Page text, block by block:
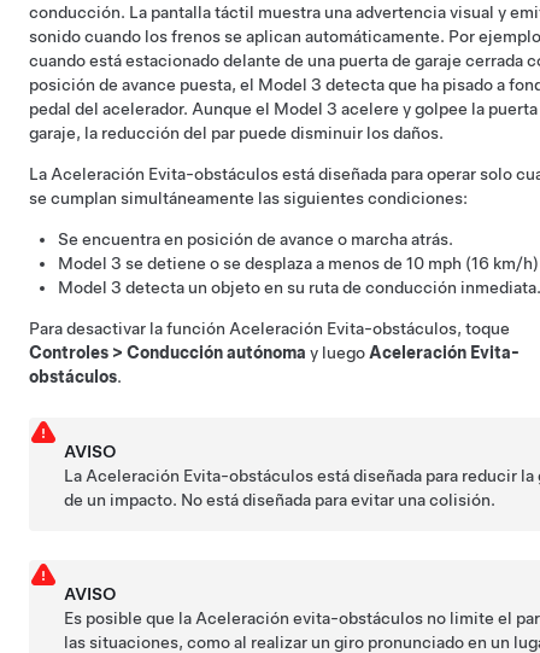
conducción. La pantalla táctil muestra una advertencia visual y
sonido cuando los frenos se aplican automáticamente. Por
cuando está estacionado delante de una puerta de garaje cerrada
posición de avance puesta, el Model 3 detecta que ha pisado a
pedal del acelerador. Aunque el Model 3 acelere y golpee la
garaje, la reducción del par puede disminuir los daños.
La Aceleración Evita-obstáculos está diseñada para operar solo
se cumplan simultáneamente las siguientes condiciones:
Se encuentra en posición de avance o marcha atrás.
Model 3 se detiene o se desplaza a menos de 10 mph (16 km/h)
Model 3 detecta un objeto en su ruta de conducción inmediata.
Para desactivar la función Aceleración Evita-obstáculos, toque
Controles > Conducción autónoma y luego Aceleración Evita-
obstáculos.
AVISO
La Aceleración Evita-obstáculos está diseñada para reducir la
de un impacto. No está diseñada para evitar una colisión.
AVISO
Es posible que la Aceleración evita-obstáculos no limite el
las situaciones, como al realizar un giro pronunciado en un